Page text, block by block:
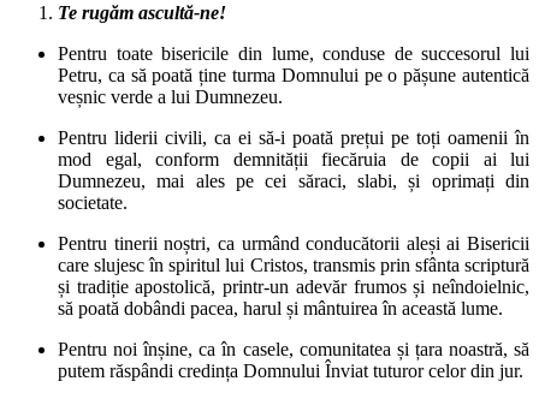
Te rugăm ascultă-ne!
Pentru toate bisericile din lume, conduse de succesorul lui
Petru, ca să poată ține turma Domnului pe o pășune autentică
veșnic verde a lui Dumnezeu.
Pentru liderii civili, ca ei să-i poată prețui pe toți oamenii în
mod egal, conform demnității fiecăruia de copii ai lui
Dumnezeu, mai ales pe cei săraci, slabi, și oprimați din
societate.
Pentru tinerii noștri, ca urmând conducătorii aleși ai Bisericii
care slujesc în spiritul lui Cristos, transmis prin sfânta scriptură
și tradiție apostolică, printr-un adevăr frumos și neîndoielnic,
să poată dobândi pacea, harul și mântuirea în această lume.
Pentru noi înșine, ca în casele, comunitatea și țara noastră, să
putem răspândi credința Domnului Înviat tuturor celor din jur.